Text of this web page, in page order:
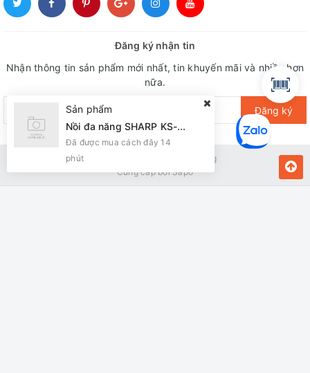
Đăng ký nhận tin
Nhận thông tin sản phẩm mới nhất, tin khuyến mãi và nhiều hơn
nữa.
Đăng ký
Bản quyền thuộc về Kiến Vàng
Cung cấp bởiSapo
Sản phẩm
Nồi đa năng SHARP KS-216S Nắp Dời lòng INOX 6L
Đã được mua cách đây 14
phút